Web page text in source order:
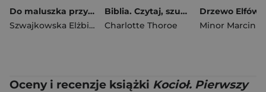
Do maluszka przyszły mrówki. Wierszyki do zabaw od rana do nocy
Szwajkowska Elżbieta
,Szwajkowski Witold
Biblia. Czytaj, szukaj, odkrywaj
Charlotte Thoroe
Minor Marcin
Oceny i recenzje książki Kocioł. Pierwszy